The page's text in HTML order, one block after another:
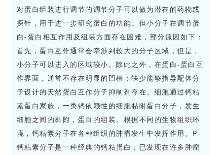
对蛋白组装进行调节的调节分子可以做为潜在的药物或
探针，用于进一步研究蛋白的功能。但小分子在调节蛋
白-蛋白相互作用及组装方面存在困难，部分原因如下：
首先，蛋白互作通常会牵涉到较大的分子区域，但是，
小分子可以进入的区域较小。除此之外，在蛋白-蛋白互
作界面，通常不存在明显的凹槽；缺少能够指导配体分
子设计的天然蛋白互作分子抑制剂存在。细胞通过钙粘
素蛋白家族，一类钙依赖性的细胞黏附蛋白分子，发生
细胞之间的黏附，蛋白的组装。根据不同的生物组织环
境，钙粘素分子在各种组织的肿瘤发生中发挥作用。P-
钙粘素分子是一种经典的钙粘蛋白，已发现在许多肿瘤